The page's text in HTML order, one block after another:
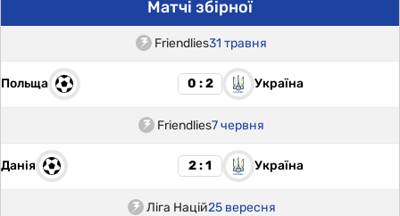
Матчі збірної
Friendlies31 травня
Польща 0 : 2 Україна
Friendlies7 червня
Данія 2 : 1 Україна
Ліга Націй25 вересня